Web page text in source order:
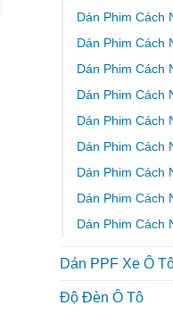
Dán Phim Cách
Dán Phim Cách
Dán Phim Cách
Dán Phim Cách
Dán Phim Cách
Dán Phim Cách
Dán Phim Cách
Dán Phim Cách
Dán Phim Cách
Dán PPF Xe Ô
Độ Đèn Ô Tô